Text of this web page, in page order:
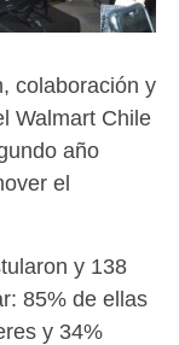
colaboración y
Walmart Chile
año
el
y 138
85% de ellas
y 34%